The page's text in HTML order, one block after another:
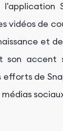
vidéos de
et
son
de